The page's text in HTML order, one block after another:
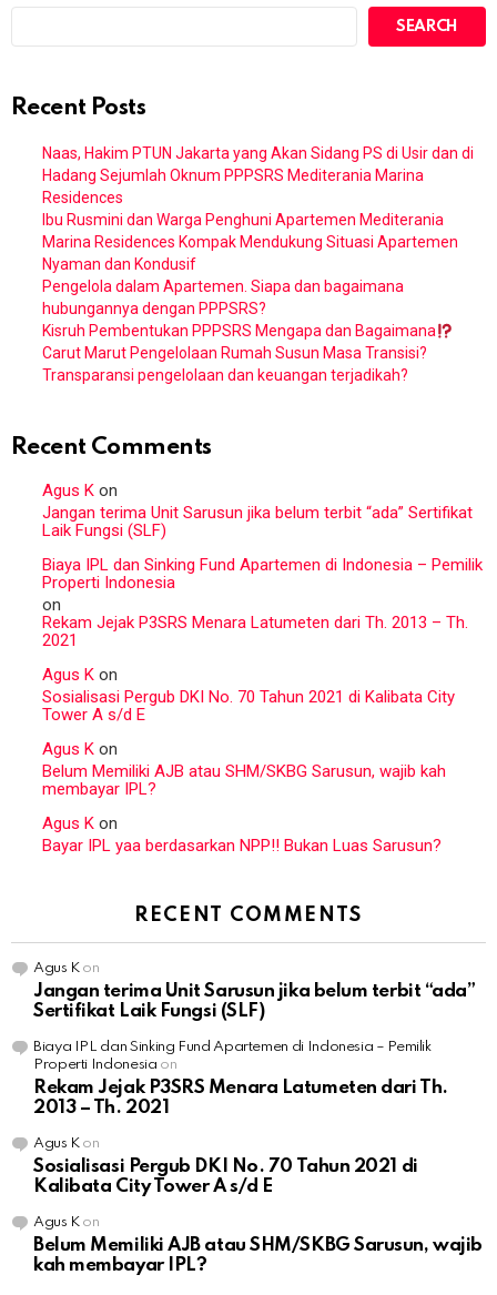
SEARCH
Recent Posts
Naas, Hakim PTUN Jakarta yang Akan Sidang PS di Usir dan di
Hadang Sejumlah Oknum PPPSRS Mediterania Marina
Residences
Ibu Rusmini dan Warga Penghuni Apartemen Mediterania
Marina Residences Kompak Mendukung Situasi Apartemen
Nyaman dan Kondusif
Pengelola dalam Apartemen. Siapa dan bagaimana
hubungannya dengan PPPSRS?
Kisruh Pembentukan PPPSRS Mengapa dan Bagaimana
Carut Marut Pengelolaan Rumah Susun Masa Transisi?
Transparansi pengelolaan dan keuangan terjadikah?
Recent Comments
Agus K on
Jangan terima Unit Sarusun jika belum terbit “ada” Sertifikat
Laik Fungsi (SLF)
Biaya IPL dan Sinking Fund Apartemen di Indonesia – Pemilik
Properti Indonesia
on
Rekam Jejak P3SRS Menara Latumeten dari Th. 2013 – Th.
2021
Agus K on
Sosialisasi Pergub DKI No. 70 Tahun 2021 di Kalibata City
Tower A s/d E
Agus K on
Belum Memiliki AJB atau SHM/SKBG Sarusun, wajib kah
membayar IPL?
Agus K on
Bayar IPL yaa berdasarkan NPP!! Bukan Luas Sarusun?
RECENT COMMENTS
Agus Kon
Jangan terima Unit Sarusun jika belum terbit “ada”
Sertifikat Laik Fungsi (SLF)
Biaya IPL dan Sinking Fund Apartemen di Indonesia – Pemilik
Properti Indonesia on
Rekam Jejak P3SRS Menara Latumeten dari Th.
2013 – Th. 2021
Agus Kon
Sosialisasi Pergub DKI No. 70 Tahun 2021 di
Kalibata City Tower A s/d E
Agus Kon
Belum Memiliki AJB atau SHM/SKBG Sarusun, wajib
kah membayar IPL?